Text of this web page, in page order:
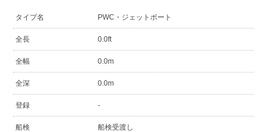
タイプ名 PWC・ジェットボート
全長 0.0ft
全幅 0.0m
全深 0.0m
登録 -
船検 船検受渡し